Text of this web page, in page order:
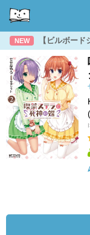
NEW 【ビルボー